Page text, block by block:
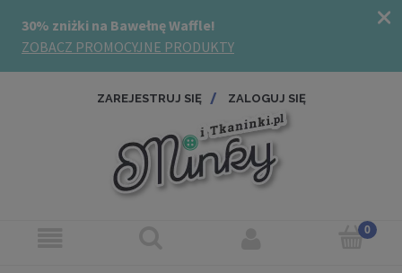
ZAREJESTRUJ SIĘ ZALOGUJ SIĘ